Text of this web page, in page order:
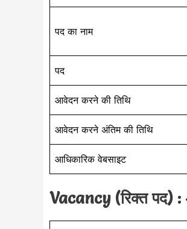
पद का नाम
पद
आवेदन करने की तिथि
आवेदन करने अंतिम की तिथि
आधिकारिक वेबसाइट
Vacancy (रिक्त पद) :